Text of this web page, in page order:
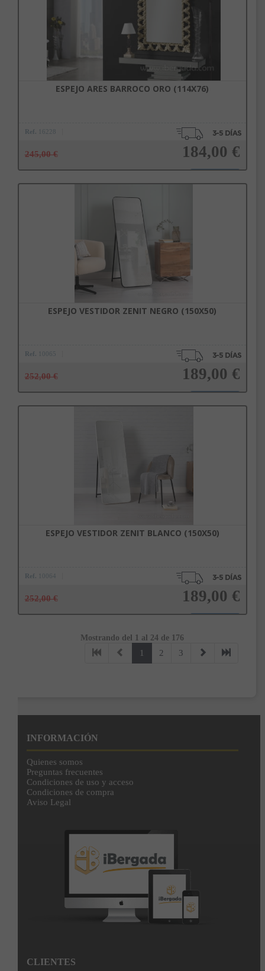
ESPEJO ARES BARROCO ORO (114X76)
Ref. 16228
245,00 € 184,00 €
Añadir a la cesta
ESPEJO VESTIDOR ZENIT NEGRO (150X50)
Ref. 10065
252,00 € 189,00 €
ESPEJO VESTIDOR ZENIT BLANCO (150X50)
Ref. 10064
252,00 € 189,00 €
Añadir a la cesta
Mostrando del 1 al 24 de 176
1 2 3
INFORMACIÓN
Quienes somos
Preguntas frecuentes
Condiciones de uso y acceso
Condiciones de compra
Aviso Legal
CLIENTES